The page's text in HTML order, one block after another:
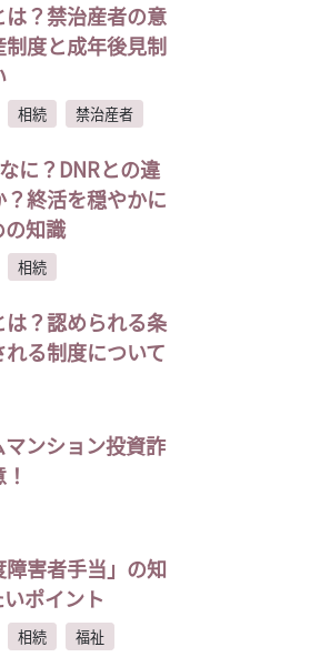
？禁治産者の意
制度と成年後見制
相続 禁治産者
に？DNRとの違
？終活を穏やかに
知識
相続
は？認められる条
る制度について
マンション投資詐
障害者手当」の知
ポイント
相続
福祉